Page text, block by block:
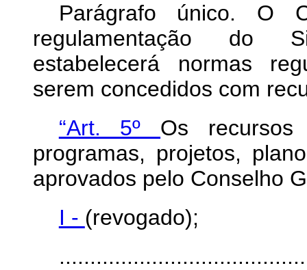
Parágrafo único. O
regulamentação do
estabelecerá normas
serem concedidos com
“Art. 5º Os
programas, projetos,
aprovados pelo Conselho
I - (revogado);